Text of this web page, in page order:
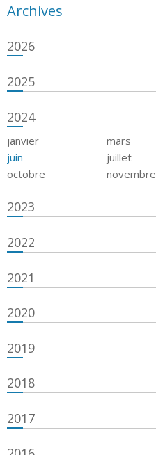
Archives
2026
2025
2024
janvier mars
juin
juillet
octobre
novembre
2023
2022
2021
2020
2019
2018
2017